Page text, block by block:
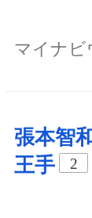
マイナビ
張本智
王手
2